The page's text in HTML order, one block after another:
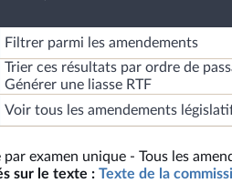
Filtrer parmi les amendements
Trier ces résultats par ordre de
Générer une liasse RTF
Voir tous les amendements
par examen unique - Tous les
sur le texte : Texte de la